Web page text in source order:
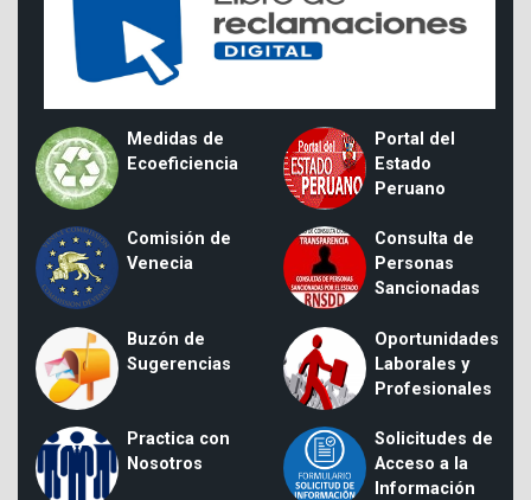
Medidas de
Ecoeficiencia
Portal del
Estado
Peruano
Comisión de
Venecia
Consulta de
Personas
Sancionadas
Buzón de
Sugerencias
Oportunidades
Laborales y
Profesionales
Practica con
Nosotros
Solicitudes de
Acceso a la
Información